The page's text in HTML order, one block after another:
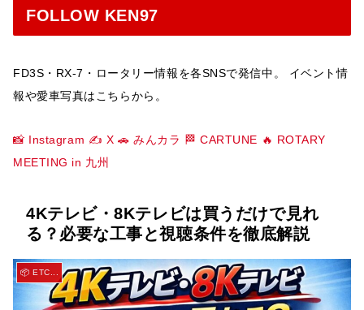
FOLLOW KEN97
FD3S・RX-7・ロータリー情報を各SNSで発信中。 イベント情
報や愛車写真はこちらから。
📸 Instagram ✍️ X 🚗 みんカラ 🏁 CARTUNE 🔥 ROTARY
MEETING in 九州
4Kテレビ・8Kテレビは買うだけで見れ
る？必要な工事と視聴条件を徹底解説
📦 ETC...